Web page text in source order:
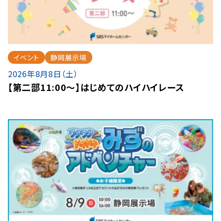
イベント 静岡展示場
2026年8月8日（土）
【第二部11:00～】はじめてのハイハイレース